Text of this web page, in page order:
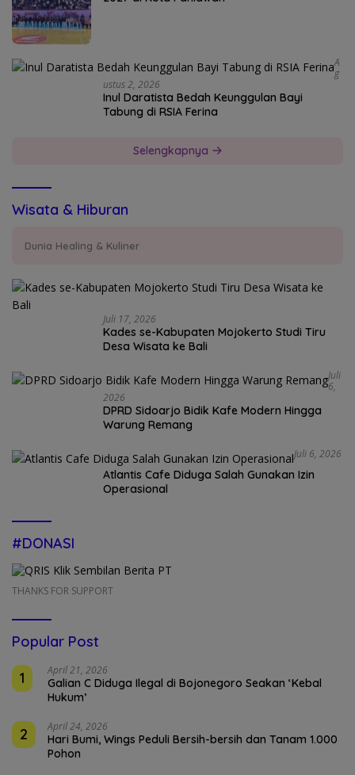
A
G
Ustus 2, 2026
Inul Daratista Bedah Keunggulan Bayi
Tabung di RSIA Ferina
Selengkapnya
Wisata & Hiburan
Dunia Healing & Kuliner
Juli 17, 2026
Kades se-Kabupaten Mojokerto Studi Tiru
Desa Wisata ke Bali
Juli
6,
2026
DPRD Sidoarjo Bidik Kafe Modern Hingga
Warung Remang
Juli 6, 2026
Atlantis Cafe Diduga Salah Gunakan Izin
Operasional
#DONASI
THANKS FOR SUPPORT
Popular Post
1
April 21, 2026
Galian C Diduga Ilegal di Bojonegoro Seakan ‘Kebal
Hukum’
2 April 24, 2026
Hari Bumi, Wings Peduli Bersih-bersih dan Tanam 1.000
Pohon